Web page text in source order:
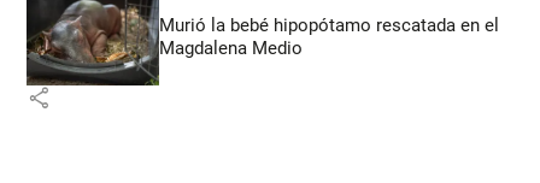
Murió la bebé hipopótamo rescatada en el
Magdalena Medio
share